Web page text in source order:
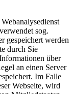
sog.
gespeichert werden
durch Sie
über
an einen Server
Im Falle
Webseite, wird